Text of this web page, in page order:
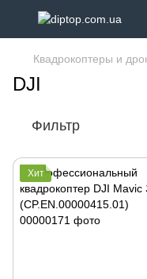
Квадрокоптеры и
DJI
Фильтр
Хит